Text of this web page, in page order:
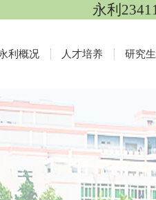
永利
利概况 人才培养 研究